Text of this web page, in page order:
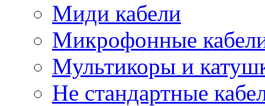
Миди кабели
Микрофонные
Мультикоры и
Не стандартные